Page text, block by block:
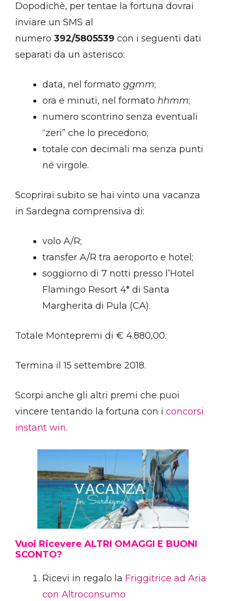
Dopodichè, per tentae la fortuna dovrai
inviare un SMS al
numero 392/5805539 con i seguenti dati
separati da un asterisco:
data, nel formato ggmm;
ora e minuti, nel formato hhmm;
numero scontrino senza eventuali
“zeri” che lo precedono;
totale con decimali ma senza punti
né virgole.
Scoprirai subito se hai vinto una vacanza
in Sardegna comprensiva di:
volo A/R;
transfer A/R tra aeroporto e hotel;
soggiorno di 7 notti presso l’Hotel
Flamingo Resort 4* di Santa
Margherita di Pula (CA).
Totale Montepremi di € 4.880,00.
Termina il 15 settembre 2018.
Scorpi anche gli altri premi che puoi
vincere tentando la fortuna con i concorsi
instant win.
Vuoi Ricevere ALTRI OMAGGI E BUONI
SCONTO?
Ricevi in regalo la Friggitrice ad Aria
con Altroconsumo